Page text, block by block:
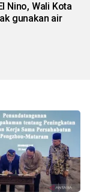
Nino, Wali Kota
gunakan air